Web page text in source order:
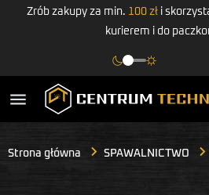
Zrób zakupy za min. 100 zł i
kurierem i do
menu
Strona główna SPAWALNICTWO